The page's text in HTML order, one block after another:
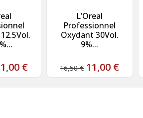
€
L’Oreal
Professionnel
Oxydant 30Vol.
9%...
16,50€ 11,00 €